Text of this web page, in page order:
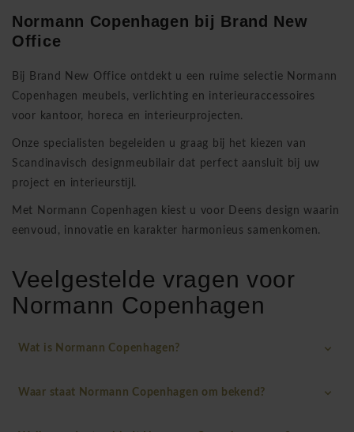
Normann Copenhagen bij Brand New
Office
Bij Brand New Office ontdekt u een ruime selectie Normann
Copenhagen meubels, verlichting en interieuraccessoires
voor kantoor, horeca en interieurprojecten.
Onze specialisten begeleiden u graag bij het kiezen van
Scandinavisch designmeubilair dat perfect aansluit bij uw
project en interieurstijl.
Met Normann Copenhagen kiest u voor Deens design waarin
eenvoud, innovatie en karakter harmonieus samenkomen.
Veelgestelde vragen voor
Normann Copenhagen
Wat is Normann Copenhagen?
Waar staat Normann Copenhagen om bekend?